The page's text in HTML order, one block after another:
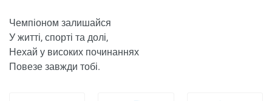
Чемпіоном залишайся
У житті, спорті та долі,
Нехай у високих починаннях
Повезе завжди тобі.